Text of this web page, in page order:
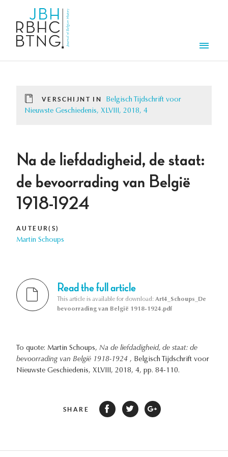
VERSCHIJNT IN
Belgisch Tijdschrift voor
Nieuwste Geschiedenis, XLVIII, 2018, 4
Na de liefdadigheid, de staat:
de bevoorrading van België
1918-1924
AUTEUR(S)
Martin Schoups
Read the full article
This article is available for download: Art4_Schoups_De
bevoorrading van België 1918-1924.pdf
To quote: Martin Schoups, Na de liefdadigheid, de staat: de
bevoorrading van België 1918-1924 , Belgisch Tijdschrift voor
Nieuwste Geschiedenis, XLVIII, 2018, 4, pp. 84-110.
SHARE